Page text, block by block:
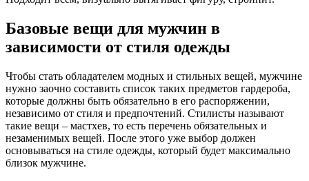
Базовые вещи для мужчин в
зависимости от стиля одежды
Чтобы стать обладателем модных и стильных вещей, мужчине
нужно заочно составить список таких предметов гардероба,
которые должны быть обязательно в его распоряжении,
независимо от стиля и предпочтений. Стилисты называют
такие вещи – мастхев, то есть перечень обязательных и
незаменимых вещей. После этого уже выбор должен
основываться на стиле одежды, который будет максимально
близок мужчине.